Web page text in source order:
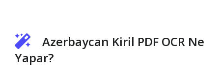
Azerbaycan Kiril PDF OCR Ne
Yapar?